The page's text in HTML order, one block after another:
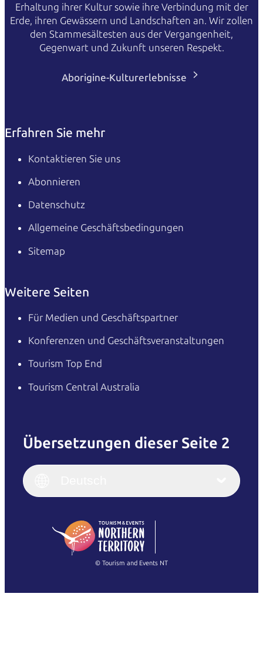
Erhaltung ihrer Kultur sowie ihre Verbindung mit der
Erde, ihren Gewässern und Landschaften an. Wir zollen
den Stammesältesten aus der Vergangenheit,
Gegenwart und Zukunft unseren Respekt.
Aborigine-Kulturerlebnisse
Erfahren Sie mehr
Kontaktieren Sie uns
Abonnieren
Datenschutz
Allgemeine Geschäftsbedingungen
Sitemap
Weitere Seiten
Für Medien und Geschäftspartner
Konferenzen und Geschäftsveranstaltungen
Tourism Top End
Tourism Central Australia
Übersetzungen dieser Seite 2
English
(Singapore)
Français
Italiano
繁體中文
© Tourism and Events NT